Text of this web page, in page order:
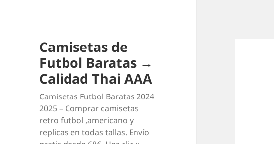
Camisetas de
Futbol Baratas →
Calidad Thai AAA
Camisetas Futbol Baratas 2024
2025 – Comprar camisetas
retro futbol ,americano y
replicas en todas tallas. Envío